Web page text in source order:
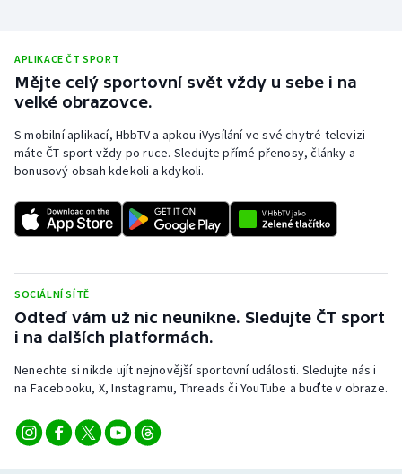
Ragby
Rychlostní kanoistika
Short track
Stolní tenis
Triatlon
Veslování
Vodní slalom
Volejbal
APLIKACE ČT SPORT
Mějte celý sportovní svět vždy u sebe i na
velké obrazovce.
S mobilní aplikací, HbbTV a apkou iVysílání ve své chytré televizi
máte ČT sport vždy po ruce. Sledujte přímé přenosy, články a
bonusový obsah kdekoli a kdykoli.
SOCIÁLNÍ SÍTĚ
Odteď vám už nic neunikne. Sledujte ČT sport
i na dalších platformách.
Nenechte si nikde ujít nejnovější sportovní události. Sledujte nás i
na Facebooku, X, Instagramu, Threads či YouTube a buďte v obraze.